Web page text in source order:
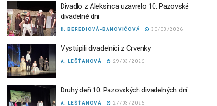
Divadlo z Aleksinca uzavrelo 10. Pazovské
divadelné dni
D. BEREDIOVÁ-BANOVIĆOVÁ 30/03/2026
Vystúpili divadelníci z Crvenky
A. LEŠŤANOVÁ 29/03/2026
Druhý deň 10. Pazovských divadelných dní
A. LEŠŤANOVÁ 27/03/2026